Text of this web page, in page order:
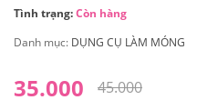
Tình trạng:Còn hàng
Danh mục: DỤNG CỤ LÀM MÓNG
45.000
35.000